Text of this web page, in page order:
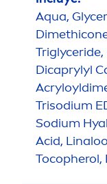
Aqua,
Dicaprylyl
Trisodium
Sodium
Acid,
Tocopherol,